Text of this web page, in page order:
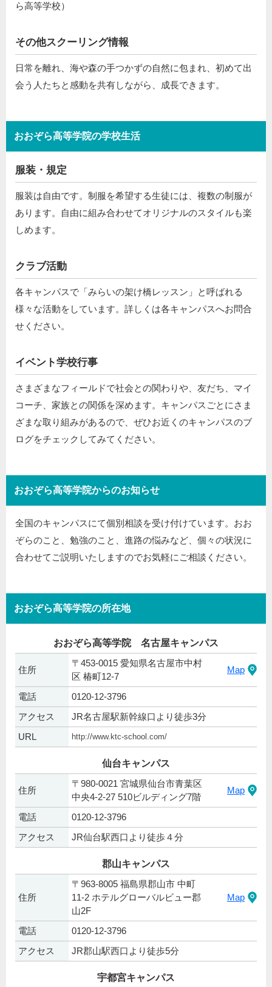
ら高等学校）
その他スクーリング情報
日常を離れ、海や森の手つかずの自然に包まれ、初めて出
会う人たちと感動を共有しながら、成長できます。
おおぞら高等学院の学校生活
服装・規定
服装は自由です。制服を希望する生徒には、複数の制服が
あります。自由に組み合わせてオリジナルのスタイルも楽
しめます。
クラブ活動
各キャンパスで「みらいの架け橋レッスン」と呼ばれる
様々な活動をしています。詳しくは各キャンパスへお問合
せください。
イベント学校行事
さまざまなフィールドで社会との関わりや、友だち、マイ
コーチ、家族との関係を深めます。キャンパスごとにさま
ざまな取り組みがあるので、ぜひお近くのキャンパスのブ
ログをチェックしてみてください。
おおぞら高等学院からのお知らせ
全国のキャンパスにて個別相談を受け付けています。おお
ぞらのこと、勉強のこと、進路の悩みなど、個々の状況に
合わせてご説明いたしますのでお気軽にご相談ください。
おおぞら高等学院の所在地
おおぞら高等学院 名古屋キャンパス
住所
〒453-0015 愛知県名古屋市中村
区 椿町12-7
Map
電話
0120-12-3796
アクセス
JR名古屋駅新幹線口より徒歩3分
URL
http://www.ktc-school.com/
仙台キャンパス
住所
〒980-0021 宮城県仙台市青葉区
中央4-2-27 510ビルディング7階
Map
電話
0120-12-3796
アクセス
JR仙台駅西口より徒歩４分
郡山キャンパス
住所
〒963-8005 福島県郡山市 中町
11-2 ホテルグローバルビュー郡
山2F
Map
電話
0120-12-3796
アクセス
JR郡山駅西口より徒歩5分
宇都宮キャンパス